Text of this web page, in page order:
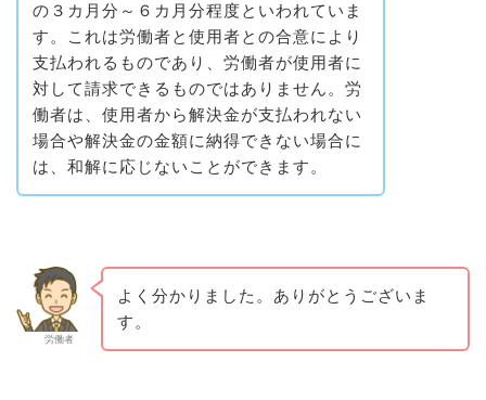
の３カ月分～６カ月分程度といわれていま
す。これは労働者と使用者との合意により
支払われるものであり、労働者が使用者に
対して請求できるものではありません。労
働者は、使用者から解決金が支払われない
場合や解決金の金額に納得できない場合に
は、和解に応じないことができます。
労働者
よく分かりました。ありがとうございま
す。